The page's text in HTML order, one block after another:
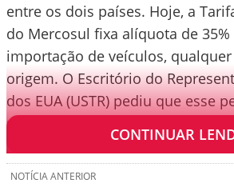
entre os dois países. Hoje, a
do Mercosul fixa alíquota de 35%
importação de veículos,
origem. O Escritório do
dos EUA (USTR) pediu que esse
para os “motor vehicles”
CONTINUAR
NOTÍCIA ANTERIOR